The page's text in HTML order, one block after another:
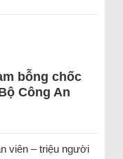
bỗng chốc
Công An
viên – triệu người